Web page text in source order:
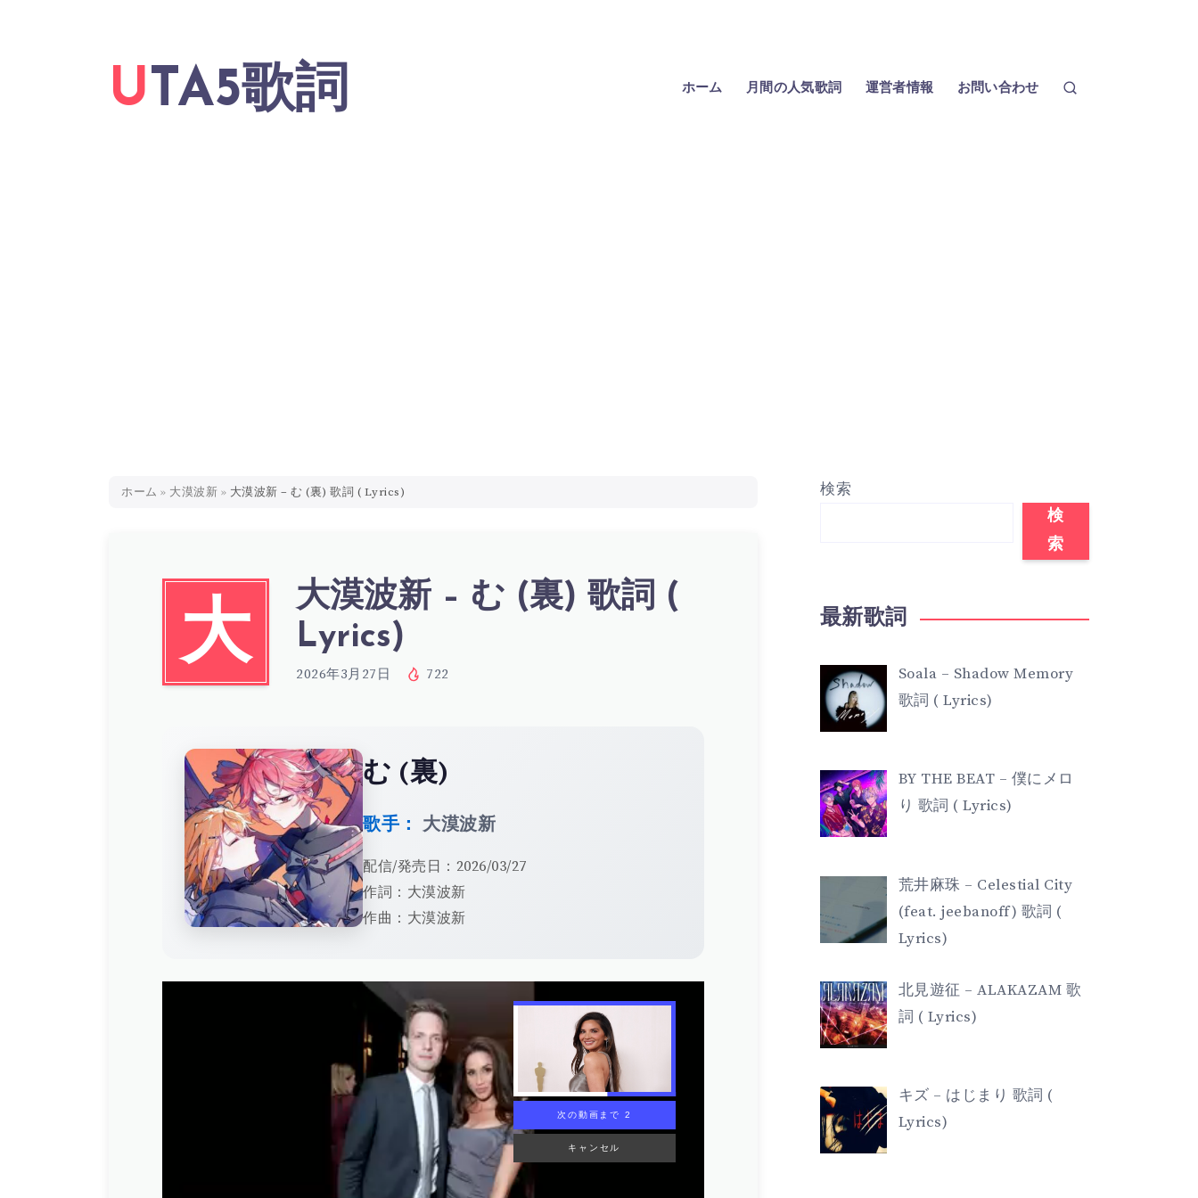
UTA5歌詞 ホーム 月間の人気歌詞 運営者情報 お問い合わせ
ホーム » 大漠波新 » 大漠波新 – む (裏) 歌詞 ( Lyrics)
大
大漠波新 – む (裏) 歌詞 (
Lyrics)
2026年3月27日 722
む (裏)
歌手： 大漠波新
配信/発売日：2026/03/27
作詞：大漠波新
作曲：大漠波新
次の動画まで 1
キャンセル
検索
検
索
最新歌詞
Soala – Shadow Memory
歌詞 ( Lyrics)
BY THE BEAT – 僕にメロ
り 歌詞 ( Lyrics)
荒井麻珠 – Celestial City
(feat. jeebanoff) 歌詞 (
Lyrics)
北見遊征 – ALAKAZAM 歌
詞 ( Lyrics)
キズ – はじまり 歌詞 (
Lyrics)